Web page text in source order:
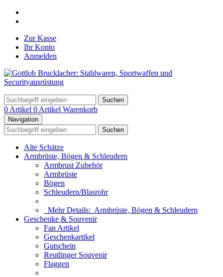
Zur Kasse
Ihr Konto
Anmelden
Suchen
0 Artikel 0 Artikel Warenkorb
Navigation
Suchen
Alte Schätze
Armbrüste, Bögen & Schleudern
Armbrust Zubehör
Armbrüste
Bögen
Schleudern/Blasrohr
Mehr Details: Armbrüste, Bögen & Schleudern
Geschenke & Souvenir
Fan Artikel
Geschenkartikel
Gutschein
Reutlinger Souvenir
Flaggen